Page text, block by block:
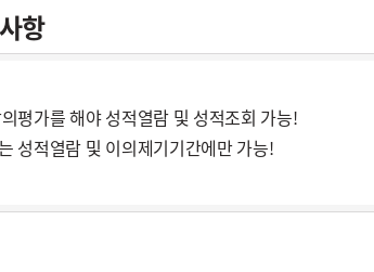
항
평가를 해야 성적열람 및 성적조회 가능!
성적열람 및 이의제기기간에만 가능!